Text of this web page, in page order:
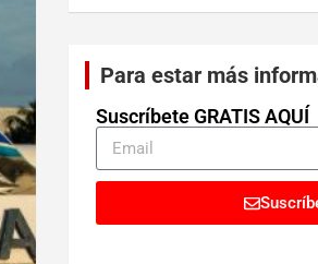
Para estar más
Suscríbete GRATIS AQUÍ